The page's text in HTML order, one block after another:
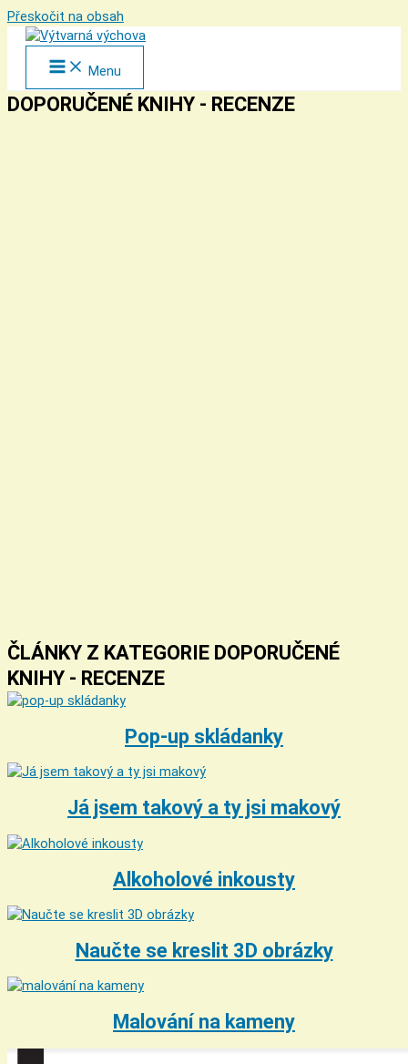
Přeskočit na obsah
Menu
DOPORUČENÉ KNIHY - RECENZE
ČLÁNKY Z KATEGORIE DOPORUČENÉ
KNIHY - RECENZE
Pop-up skládanky
Já jsem takový a ty jsi makový
Alkoholové inkousty
Naučte se kreslit 3D obrázky
Malování na kameny